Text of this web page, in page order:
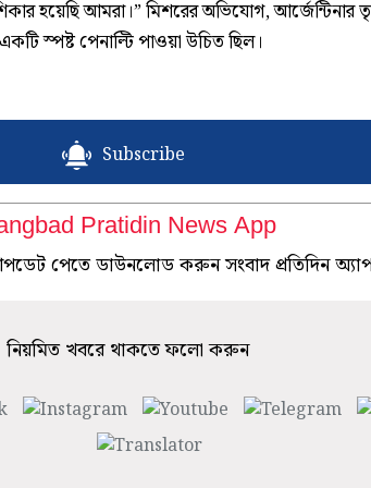
হয়েছি আমরা।” মিশরের অভিযোগ, আর্জেন্টিনার
স্পষ্ট পেনাল্টি পাওয়া উচিত ছিল।
Subscribe
Pratidin News App
পেতে ডাউনলোড করুন সংবাদ প্রতিদিন
নিয়মিত খবরে থাকতে ফলো করুন